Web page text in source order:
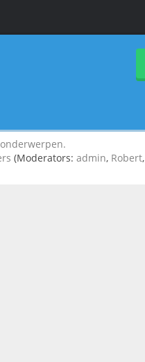
(Moderators: admin, Robert,